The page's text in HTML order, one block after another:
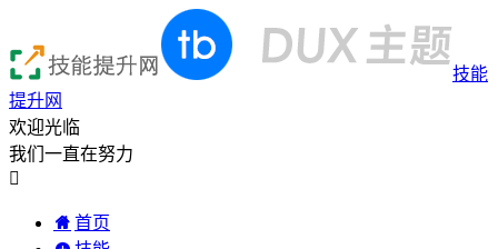
技能
提升网
欢迎光临
我们一直在努力

首页